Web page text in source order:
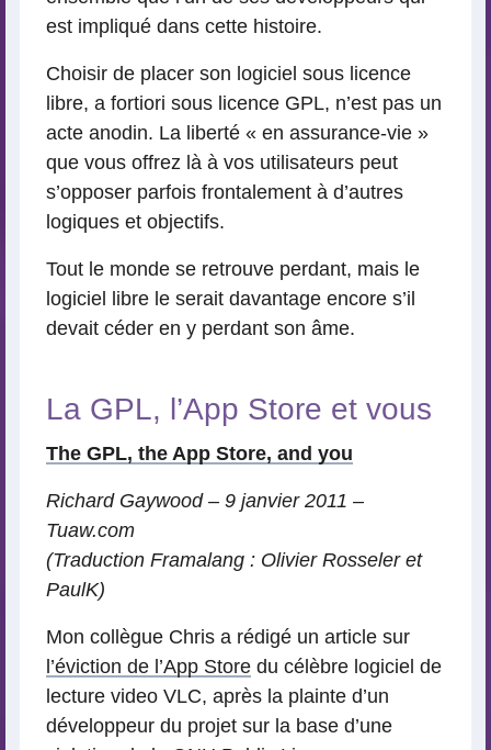
est impliqué dans cette histoire.
Choisir de placer son logiciel sous licence
libre, a fortiori sous licence GPL, n’est pas un
acte anodin. La liberté « en assurance-vie »
que vous offrez là à vos utilisateurs peut
s’opposer parfois frontalement à d’autres
logiques et objectifs.
Tout le monde se retrouve perdant, mais le
logiciel libre le serait davantage encore s’il
devait céder en y perdant son âme.
La GPL, l’App Store et vous
The GPL, the App Store, and you
Richard Gaywood – 9 janvier 2011 –
Tuaw.com
(Traduction Framalang : Olivier Rosseler et
PaulK)
Mon collègue Chris a rédigé un article sur
l’éviction de l’App Store du célèbre logiciel de
lecture video VLC, après la plainte d’un
développeur du projet sur la base d’une